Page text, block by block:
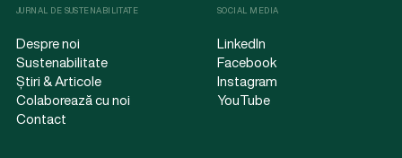
JURNAL DE SUSTENABILITATE
Despre noi
Sustenabilitate
Știri & Articole
Colaborează cu noi
Contact
SOCIAL MEDIA
LinkedIn
Facebook
Instagram
YouTube